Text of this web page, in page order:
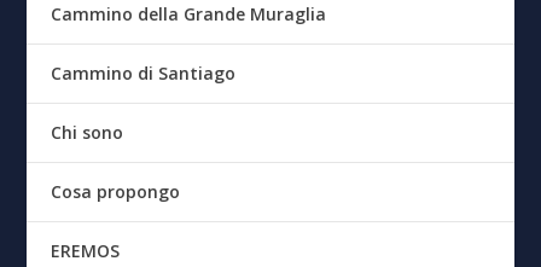
Cammino della Grande Muraglia
Cammino di Santiago
Chi sono
Cosa propongo
EREMOS